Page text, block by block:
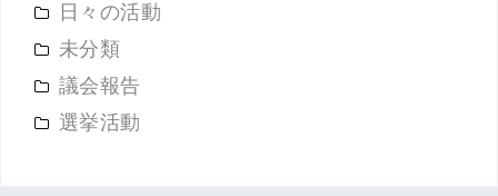
日々の活動
未分類
議会報告
選挙活動